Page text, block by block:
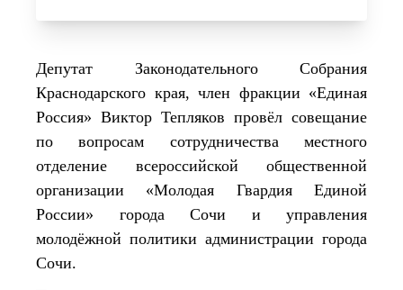
Депутат Законодательного Собрания
Краснодарского края, член фракции «Единая
Россия» Виктор Тепляков провёл совещание
по вопросам сотрудничества местного
отделение всероссийской общественной
организации «Молодая Гвардия Единой
России» города Сочи и управления
молодёжной политики администрации города
Сочи.